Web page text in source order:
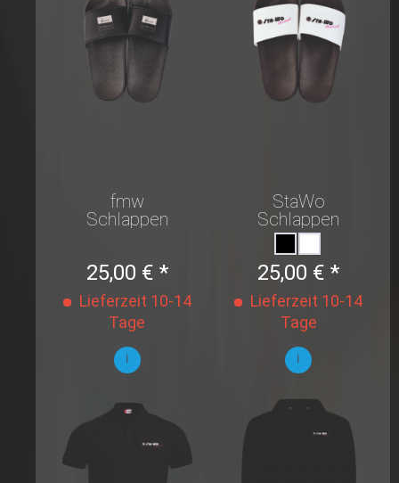
fmw
Schlappen
25,00 € *
Lieferzeit 10-14
Tage
i
StaWo
Schlappen
25,00 € *
Lieferzeit 10-14
Tage
i